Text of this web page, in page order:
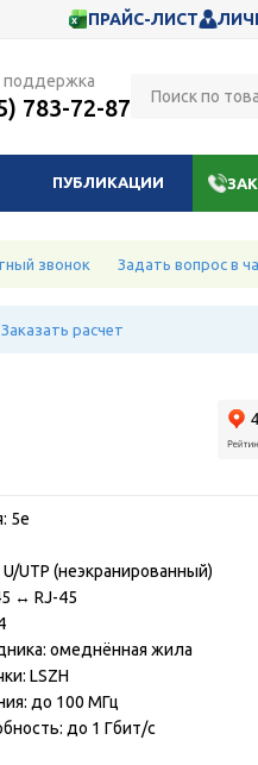
ПРАЙС-ЛИСТ
поддержка
783-72-87
ПУБЛИКАЦИИ
звонок Задать вопрос в
Заказать расчет
5e
UTP (неэкранированный)
↔ RJ-45
омеднённая жила
LSZH
до 100 МГц
до 1 Гбит/с